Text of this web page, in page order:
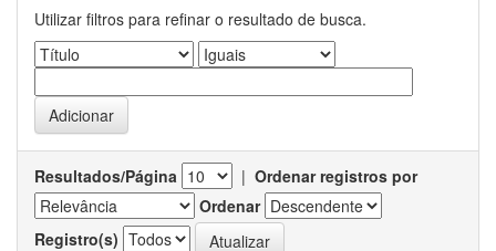
Utilizar filtros para refinar o resultado de busca.
Resultados/Página | Ordenar registros por
Ordenar
Registro(s)